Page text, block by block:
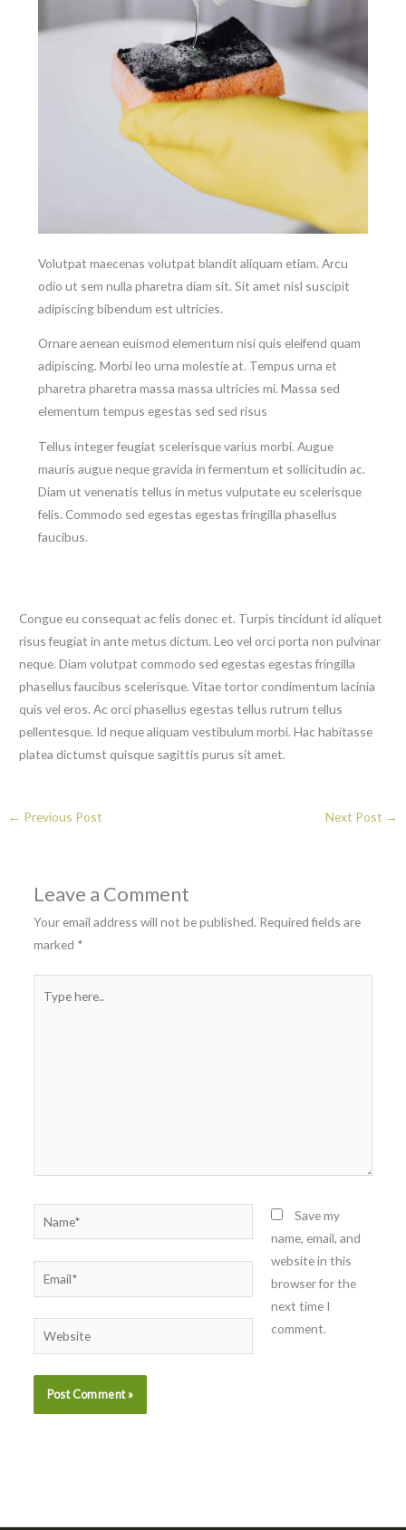
Volutpat maecenas volutpat blandit aliquam etiam. Arcu
odio ut sem nulla pharetra diam sit. Sit amet nisl suscipit
adipiscing bibendum est ultricies.
Ornare aenean euismod elementum nisi quis eleifend quam
adipiscing. Morbi leo urna molestie at. Tempus urna et
pharetra pharetra massa massa ultricies mi. Massa sed
elementum tempus egestas sed sed risus
Tellus integer feugiat scelerisque varius morbi. Augue
mauris augue neque gravida in fermentum et sollicitudin ac.
Diam ut venenatis tellus in metus vulputate eu scelerisque
felis. Commodo sed egestas egestas fringilla phasellus
faucibus.
Congue eu consequat ac felis donec et. Turpis tincidunt id aliquet
risus feugiat in ante metus dictum. Leo vel orci porta non pulvinar
neque. Diam volutpat commodo sed egestas egestas fringilla
phasellus faucibus scelerisque. Vitae tortor condimentum lacinia
quis vel eros. Ac orci phasellus egestas tellus rutrum tellus
pellentesque. Id neque aliquam vestibulum morbi. Hac habitasse
platea dictumst quisque sagittis purus sit amet.
← Previous Post Next Post →
Leave a Comment
Your email address will not be published. Required fields are
marked *
here..
Name*
Email*
Website
Save my
name, email, and
website in this
browser for the
next time I
comment.